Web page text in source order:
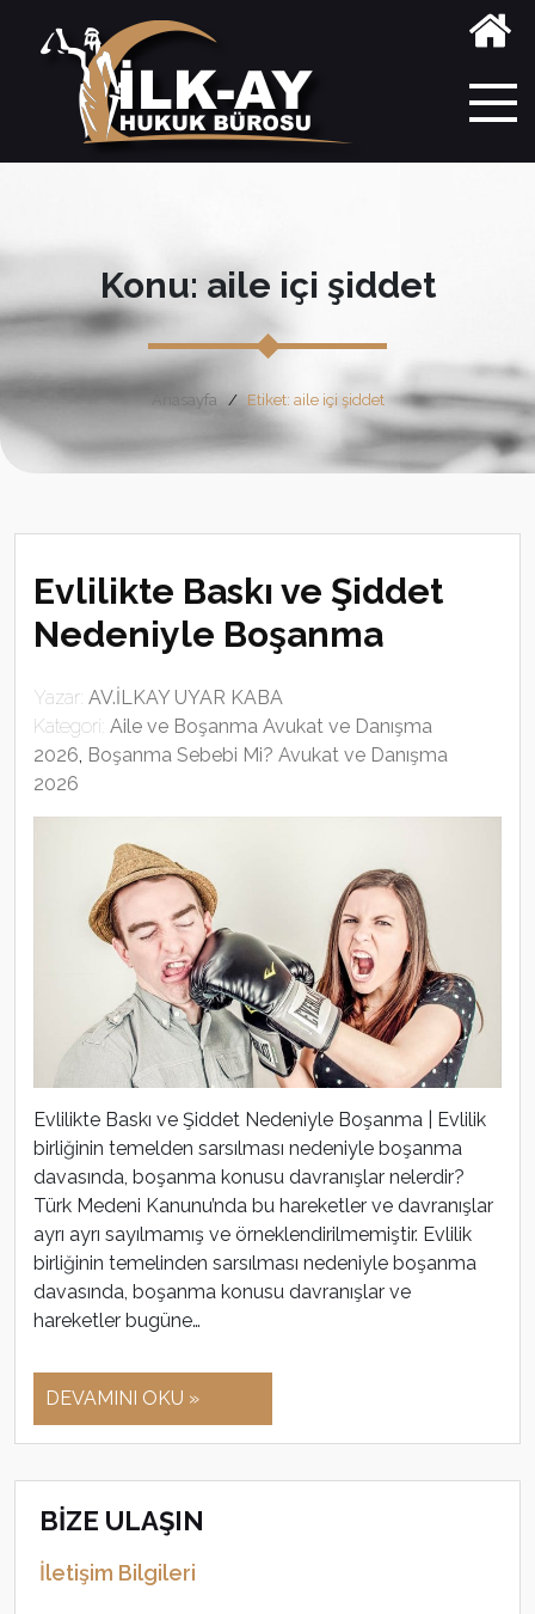
Konu: aile içi şiddet
Anasayfa Etiket: aile içi şiddet
Evlilikte Baskı ve Şiddet
Nedeniyle Boşanma
Yazar: AV.İLKAY UYAR KABA
Kategori: Aile ve Boşanma Avukat ve Danışma
2026, Boşanma Sebebi Mi? Avukat ve Danışma
2026
Evlilikte Baskı ve Şiddet Nedeniyle Boşanma | Evlilik
birliğinin temelden sarsılması nedeniyle boşanma
davasında, boşanma konusu davranışlar nelerdir?
Türk Medeni Kanunu’nda bu hareketler ve davranışlar
ayrı ayrı sayılmamış ve örneklendirilmemiştir. Evlilik
birliğinin temelinden sarsılması nedeniyle boşanma
davasında, boşanma konusu davranışlar ve
hareketler bugüne…
DEVAMINI OKU »
BİZE ULAŞIN
İletişim Bilgileri